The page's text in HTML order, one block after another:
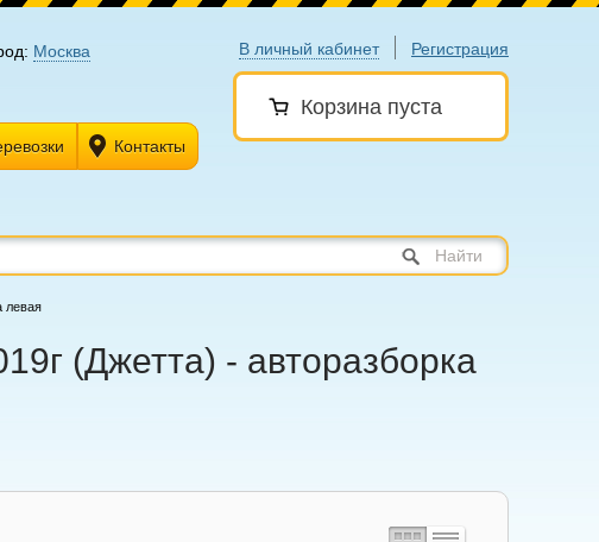
В личный кабинет Регистрация
Корзина пуста
Москва
Контакты
Найти
левая
(Джетта) - авторазборка